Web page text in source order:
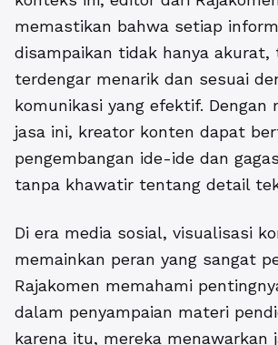
memastikan bahwa setiap
disampaikan tidak hanya akurat,
terdengar menarik dan sesuai
komunikasi yang efektif. Dengan
jasa ini, kreator konten dapat
pengembangan ide-ide dan
tanpa khawatir tentang detail
Di era media sosial, visualisasi
memainkan peran yang sangat
Rajakomen memahami
dalam penyampaian materi
karena itu, mereka menawarkan